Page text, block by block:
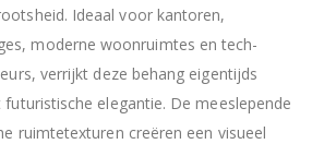
Ideaal voor kantoren,
moderne woonruimtes en tech-
verrijkt deze behang eigentijds
elegantie. De meeslepende
ruimtetexturen creëren een visueel